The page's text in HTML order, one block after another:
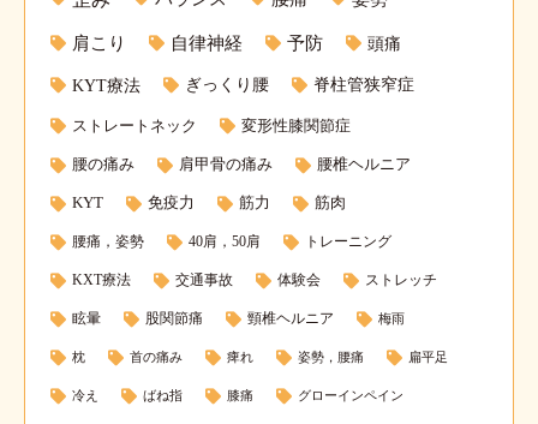
肩こり 自律神経 予防 頭痛
KYT療法 ぎっくり腰 脊柱管狭窄症
ストレートネック 変形性膝関節症
腰の痛み 肩甲骨の痛み 腰椎ヘルニア
KYT 免疫力 筋力 筋肉
腰痛，姿勢 40肩，50肩 トレーニング
KXT療法 交通事故 体験会 ストレッチ
眩暈 股関節痛 頸椎ヘルニア 梅雨
枕 首の痛み 痺れ 姿勢，腰痛 扁平足
冷え ばね指 膝痛 グローインペイン